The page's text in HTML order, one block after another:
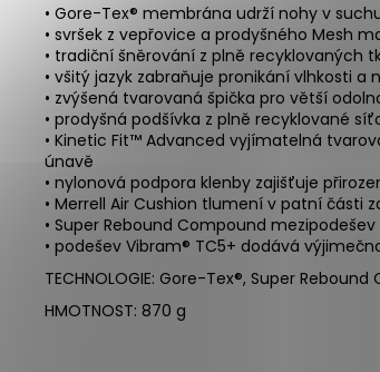
• Gore-Tex® membrána udrží nohy v
• svršek z vepřovice a prodyšného Mesh
• tradiční šněrování z plně recyklovaných
• všitý jazyk zabraňuje pronikání vlhkosti a
• zvýšená tvarovaná špička pro větší
• prodyšná podšívka z plně recyklované
• Kinetic Fit™ Advanced vyjímatelná
únavě
• nylonová podpora klenby zajišťuje
• Merrell Air Cushion tlumení v patní části
• Super Rebound Compound
• podešev Vibram® TC5+ dodává
TECHNOLOGIE: Gore-Tex®, Super Rebound
HMOTNOST: 870 g